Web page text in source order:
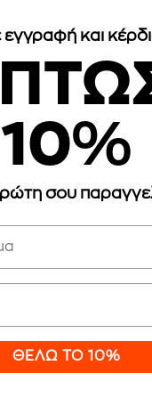
νομίζετε ότι είναι
είδους cookies θέλετε
εγγραφή και
10%
σου
ΘΈΛΩ ΤΟ 10%